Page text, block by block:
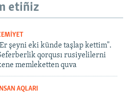
etiñiz
şeyni eki künde taşlap kettim".
qorqusı rusiyelilerni
memleketten quva
AQLARI